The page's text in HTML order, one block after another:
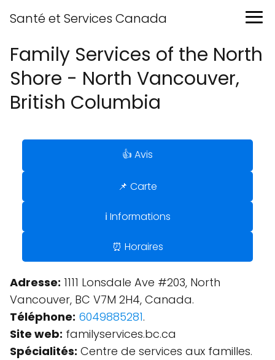
Santé et Services Canada
Family Services of the North
Shore - North Vancouver,
British Columbia
👍 Avis
📌 Carte
ℹ️ Informations
⏰ Horaires
Adresse: 1111 Lonsdale Ave #203, North
Vancouver, BC V7M 2H4, Canada.
Téléphone: 6049885281.
Site web: familyservices.bc.ca
Spécialités: Centre de services aux familles.